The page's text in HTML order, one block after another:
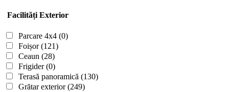
Facilități Exterior
Parcare 4x4 (0)
Foișor(121)
Ceaun (28)
Frigider(0)
Terasă panoramică (130)
Grătar exterior(249)